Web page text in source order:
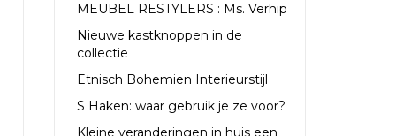
MEUBEL RESTYLERS : Ms. Verhip
Nieuwe kastknoppen in de
collectie
Etnisch Bohemien Interieurstijl
S Haken: waar gebruik je ze voor?
Kleine veranderingen in huis een